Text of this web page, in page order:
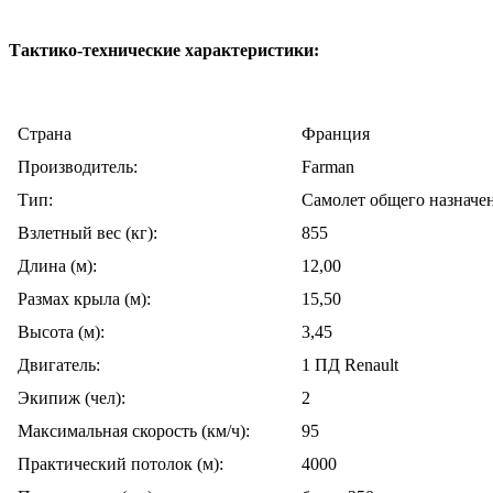
Тактико-технические характеристики:
Cтрана
Франция
Производитель:
Farman
Тип:
Самолет общего
Взлетный вес (кг):
855
Длина (м):
12,00
Размах крыла (м):
15,50
Высота (м):
3,45
Двигатель:
1 ПД Renault
Экипиж (чел):
2
Максимальная скорость (км/ч):
95
Практический потолок (м):
4000